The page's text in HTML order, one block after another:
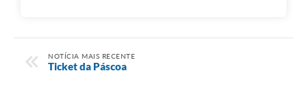
NOTÍCIA MAIS RECENTE
Ticket da Páscoa